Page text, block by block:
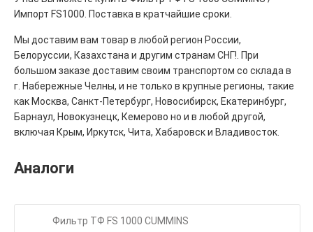
Импорт FS1000. Поставка в кратчайшие сроки.
Мы доставим вам товар в любой регион России,
Белоруссии, Казахстана и другим странам СНГ!. При
большом заказе доставим своим транспортом со склада в
г. Набережные Челны, и не только в крупные регионы, такие
как Москва, Санкт-Петербург, Новосибирск, Екатеринбург,
Барнаул, Новокузнецк, Кемерово но и в любой другой,
включая Крым, Иркутск, Чита, Хабаровск и Владивосток.
Аналоги
Фильтр ТФ FS 1000 CUMMINS